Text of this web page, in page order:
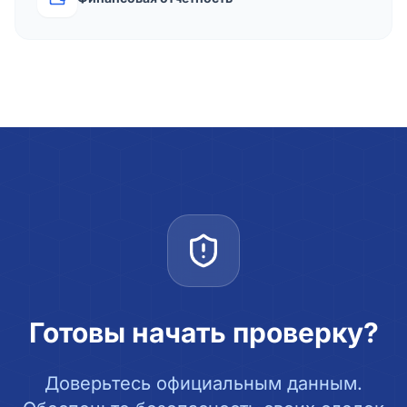
Готовы начать проверку?
Доверьтесь официальным данным.